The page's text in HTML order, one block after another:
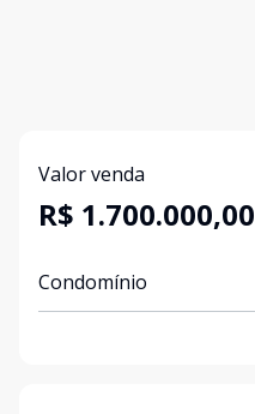
Valor venda
R$ 1.700.000,00
Condomínio